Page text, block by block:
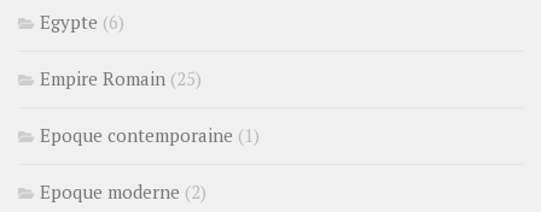
Egypte (6)
Empire Romain (25)
Epoque contemporaine (1)
Epoque moderne (2)